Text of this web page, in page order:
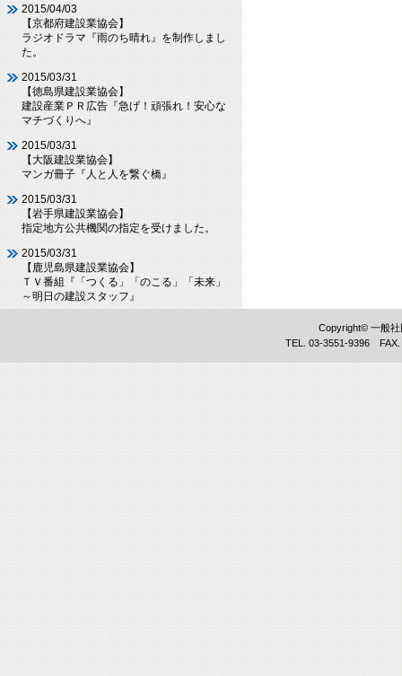
2015/04/03
【京都府建設業協会】
ラジオドラマ『雨のち晴れ』を制作しまし
た。
2015/03/31
【徳島県建設業協会】
建設産業ＰＲ広告『急げ！頑張れ！安心な
マチづくりへ』
2015/03/31
【大阪建設業協会】
マンガ冊子『人と人を繋ぐ橋』
2015/03/31
【岩手県建設業協会】
指定地方公共機関の指定を受けました。
2015/03/31
【鹿児島県建設業協会】
ＴＶ番組『「つくる」「のこる」「未来」
～明日の建設スタッフ』
Copyright© 一般
TEL. 03-3551-9396